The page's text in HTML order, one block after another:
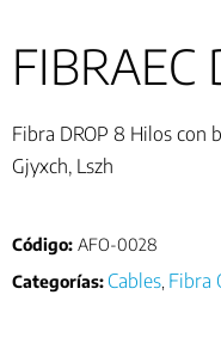
FIBRAEC
Fibra DROP 8 Hilos con
Gjyxch, Lszh
Código: AFO-0028
Categorías: Cables Fibra